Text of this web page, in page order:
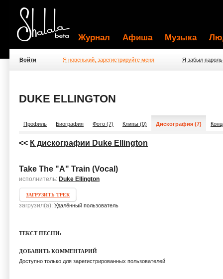
Журнал Афиша Музыка
Войти Я новенький, зарегистрируйте меня Я забыл пароль
DUKE ELLINGTON
Профиль Биография Фото (7) Клипы (0) Дискография (7)
<< К дискографии Duke Ellington
Take The "A" Train (Vocal)
исполнитель: Duke Ellington
ЗАГРУЗИТЬ ТРЕК
загрузил(а): Удалённый пользователь
ТЕКСТ ПЕСНИ:
ДОБАВИТЬ КОММЕНТАРИЙ
Доступно только для зарегистрированных пользователей